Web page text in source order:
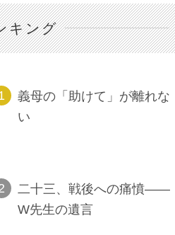
キング
義母の「助けて」が離れな
い
二十三、戦後への痛憤――
W先生の遺言